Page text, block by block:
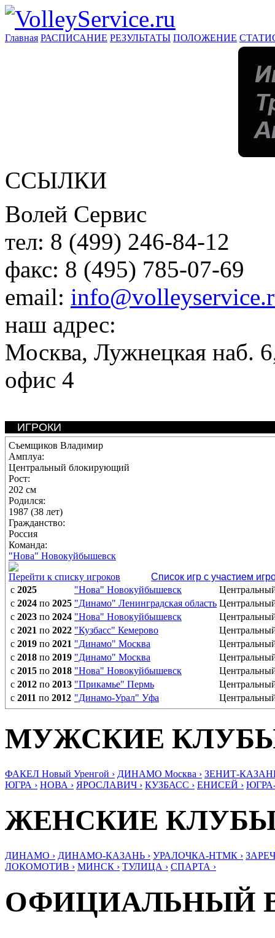
Главная РАСПИСАНИЕ РЕЗУЛЬТАТЫ ПОЛОЖЕНИЕ
ССЫЛКИ
Волей Сервис
тел: 8 (499) 246-84-12
факс: 8 (495) 785-07-69
email:
наш адрес:
Москва, Лужнецкая наб.
офис 4
ИГРОКИ
Съемщиков Владимир
Амплуа:
Центральный блокирующий
Рост:
202 см
Родился:
1987 (38 лет)
Гражданство:
Россия
Команда:
"Нова" Новокуйбышевск
Перейти к списку игроков
Список игр с участием
с 2025 "Нова" Новокуйбышевск
с 2024 по 2025 "Динамо" Ленинградская область
с 2023 по 2024 "Нова" Новокуйбышевск
с 2021 по 2022 "Кузбасс" Кемерово
с 2019 по 2021 "Динамо" Москва
с 2018 по 2019 "Динамо" Москва
с 2015 по 2018 "Нова" Новокуйбышевск
с 2012 по 2013 "Прикамье" Пермь
с 2011 по 2012 "Динамо-Урал" Уфа
МУЖСКИЕ
ФАКЕЛ Новый Уренгой › ДИНАМО Москва › ЗЕНИТ-
ЮГРА › НОВА › ЯРОСЛАВИЧ › КУЗБАСС › ЕНИСЕЙ ›
ЖЕНСКИЕ
ДИНАМО › ДИНАМО-КАЗАНЬ › УРАЛОЧКА-НТМК ›
ЛОКОМОТИВ › МИНСК › ТУЛИЦА › СПАРТА ›
ОФИЦИАЛЬНЫЙ